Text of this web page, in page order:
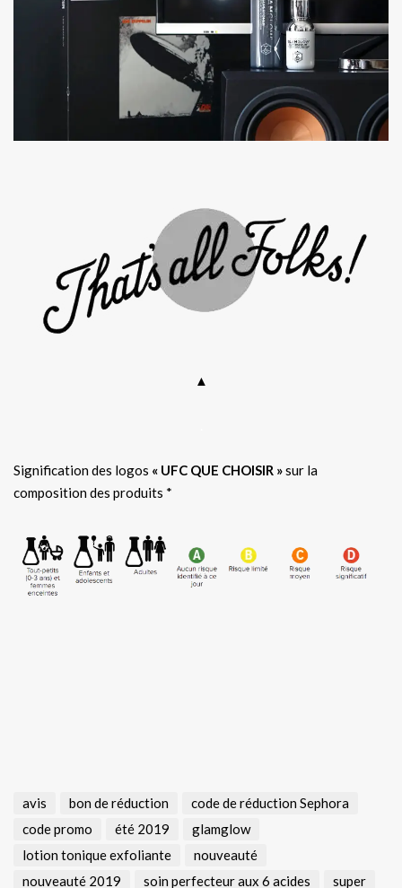
▲
Signification des logos « UFC QUE CHOISIR »sur la
composition des produits *
avis bon de réduction
code de réduction Sephora
code promo
été 2019
glamglow
lotion tonique exfoliante
nouveauté
nouveauté 2019
soin perfecteur aux 6 acides super